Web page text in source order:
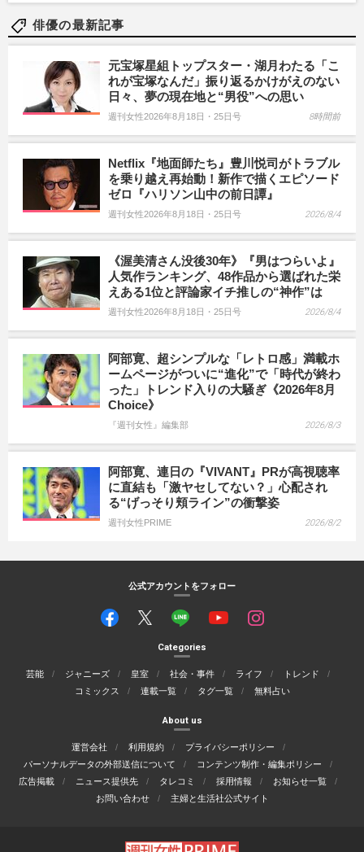
俳優の最新記事
元宝塚星組トップスター・湖月わたる「こ
れが宝塚なんだ」振り返るかけがえのない
日々、夢の現在地と“男役”への思い
週刊女性2026年8月18日・25日号 8時間前
Netflix『地面師たち』豊川悦司がトラブル
を乗り越え再始動！新作で描くエピソード
ゼロ『ハリソン山中の前日譚』
週刊女性2026年8月18日・25日号 2026/8/4
《渥美清さん没後30年》『男はつらいよ』
人気作ランキング、48作品から選ばれた栄
えある1位と評論家イチ推しの“神作”は
週刊女性2026年8月18日・25日号 2026/8/4
阿部寛、超シンプルな「レトロ感」満載ホ
ームページがついに“進化”で「時代が終わ
った」トレンド入りの大騒ぎ《2026年8月
Choice》
『週刊女性』編集部 2026/8/3
阿部寛、連日の『VIVANT』PRが高視聴率
に直結も「激ヤセしてない？」心配され
る“げっそり頬ライン”の衝撃姿
週刊女性PRIME 2026/8/2
公式アカウントをフォロー
Categories
芸能 ジャニーズ 皇室 社会・事件 ライフ
トレンド
コミックス
連載一覧 タグ一覧 無料占い
About us
運営会社 利用規約
プライバシーポリシー
パーソナルデータの外部送信について
コンテンツ制作・編集ポリシー
広告掲載
ニュース提供先 タレコミ 採用情報
お知らせ一覧
お問い合わせ
主婦と生活社公式サイト